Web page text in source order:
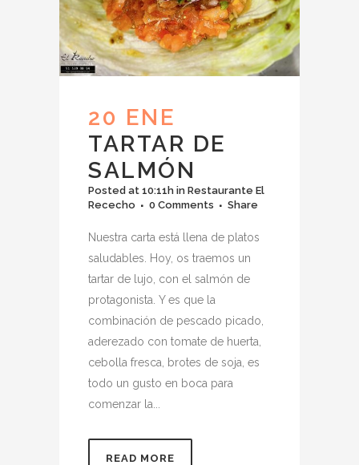
20 ENE
TARTAR DE
SALMÓN
Posted at 10:11h in Restaurante El
Rececho
0 Comments Share
Nuestra carta está llena de platos
saludables. Hoy, os traemos un
tartar de lujo, con el salmón de
protagonista. Y es que la
combinación de pescado picado,
aderezado con tomate de huerta,
cebolla fresca, brotes de soja, es
todo un gusto en boca para
comenzar la...
READ MORE